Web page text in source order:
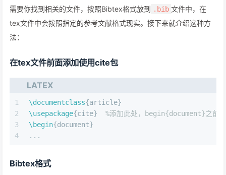
需要你找到相关的文件，按照Bibtex格式放到 .bib 文件中，在
tex文件中会按照指定的参考文献格式现实。接下来就介绍这种方
法：
在tex文件前面添加使用cite包
LATEX
1
2
3
4
\documentclass{article}
\usepackage{cite} %添加此处，begin{document}之前
\begin{document}
...
Bibtex格式